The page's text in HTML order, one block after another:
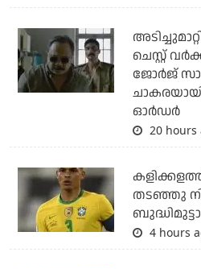
ചെസ്റ്റ്
ജോര്‍ജ്
ഓര്‍ഡര്‍
20 hours
തടഞ്ഞു
4 hours